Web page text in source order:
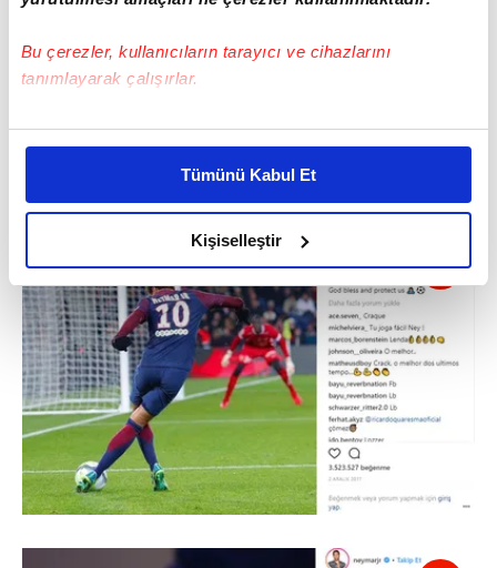
Bu çerezler, kullanıcıların tarayıcı ve cihazlarını
tanımlayarak çalışırlar.
Bu çerezlere izin vermeniz halinde sizlere özel
daha iyi reklam deneyimi yaşatabiliriz. Bunu yaparken
amacımızın size daha iyi bir reklam deneyimi sunmak
olduğunu ve sizlere en iyi içerikleri sunabilmek adına
elimizden gelen çabayı gösterdiğimizi ve bu noktada,
reklamların maliyetlerimizi karşılamak noktasında tek gelir
kalemimiz olduğunu sizlere hatırlatmak isteriz.
Her halükârda, kullanıcılar, bu çerezlere izin vermedikleri
takdirde, kullanıcılara hedefli reklamlar
gösterilmeyecektir."
Sizlere daha iyi bir hizmet sunabilmek için İnternet
Sitemizde kendimize ve üçüncü kişilere ait çerezler
verileriniz işlenmekte olup gerekli olan çerezler bilgi
Tümünü Kabul Et
Kişiselleştir